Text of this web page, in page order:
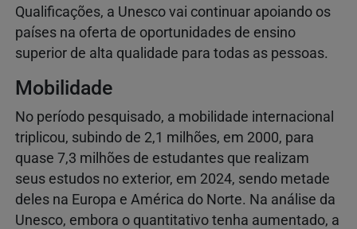
Qualificações, a Unesco vai continuar apoiando os
países na oferta de oportunidades de ensino
superior de alta qualidade para todas as pessoas.
Mobilidade
No período pesquisado, a mobilidade internacional
triplicou, subindo de 2,1 milhões, em 2000, para
quase 7,3 milhões de estudantes que realizam
seus estudos no exterior, em 2024, sendo metade
deles na Europa e América do Norte. Na análise da
Unesco, embora o quantitativo tenha aumentado, a